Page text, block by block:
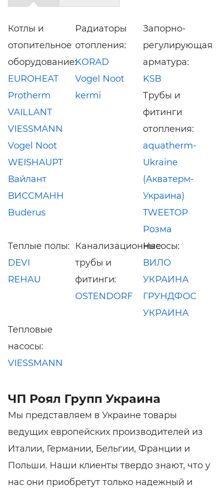
Котлы и
отопительное
оборудование:
EUROHEAT
Protherm
VAILLANT
VIESSMANN
Vogel Noot
WEISHAUPT
Вайлант
ВИССМАНН
Buderus
Радиаторы
отопления:
KORAD
Vogel Noot
kermi
Запорно-
регулирующая
арматура:
KSB
Трубы и
фитинги
отопления:
aquatherm-
Ukraine
(Акватерм-
Украина)
TWEETOP
Розма
Теплые полы:
DEVI
REHAU
Канализационные
трубы и
фитинги:
OSTENDORF
Насосы:
ВИЛО
УКРАИНА
ГРУНДФОС
УКРАИНА
Тепловые
насосы:
VIESSMANN
ЧП Роял Групп Украина
Мы представляем в Украине товары
ведущих европейских производителей из
Италии, Германии, Бельгии, Франции и
Польши. Наши клиенты твердо знают, что у
нас они приобретут только надежный и